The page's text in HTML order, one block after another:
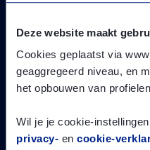
Deze website maakt
Cookies geplaatst via
geaggregeerd niveau, en
het opbouwen van
Wil je je cookie-
privacy- en cookie-